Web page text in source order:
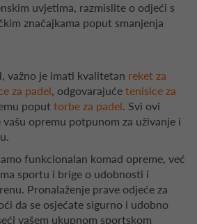
uvjetima, razmislite o odjeći s
značajkama poput smanjenja
važno je imati kvalitetan reket za
za padel, odgovarajuće tenisice za
poput torbe za padel. Svi ovi
opremu potpunom za uživanje i
funkcionalan komad opreme, već
sportu i brige o udobnosti i
Pronalaženje prave odjeće za
da se osjećate sigurno i udobno
vašem ukupnom sportskom